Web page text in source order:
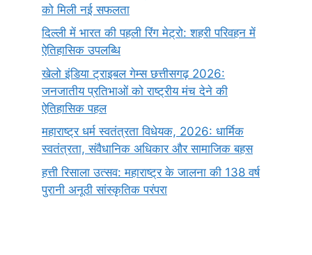
को मिली नई सफलता
दिल्ली में भारत की पहली रिंग मेट्रो: शहरी परिवहन में
ऐतिहासिक उपलब्धि
खेलो इंडिया ट्राइबल गेम्स छत्तीसगढ़ 2026:
जनजातीय प्रतिभाओं को राष्ट्रीय मंच देने की
ऐतिहासिक पहल
महाराष्ट्र धर्म स्वतंत्रता विधेयक, 2026: धार्मिक
स्वतंत्रता, संवैधानिक अधिकार और सामाजिक बहस
हत्ती रिसाला उत्सव: महाराष्ट्र के जालना की 138 वर्ष
पुरानी अनूठी सांस्कृतिक परंपरा